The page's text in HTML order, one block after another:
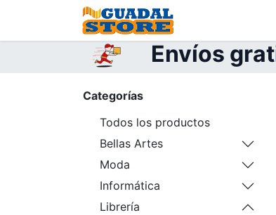
Envíos
Categorías
Todos los productos
Bellas Artes
Moda
Informática
Librería